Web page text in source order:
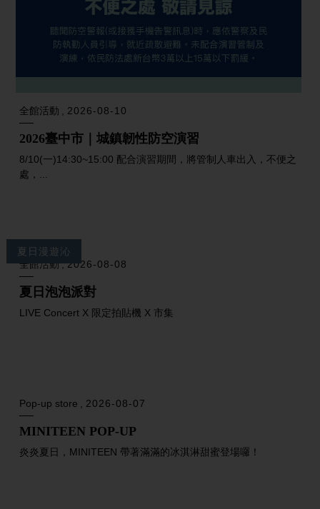
全館活動 2026-08-10
2026臺中市｜城鎮韌性防空演習
8/10(一)14:30~15:00 配合演習期間，將管制人車出入，不便之
處，...
夏日漫遊沁
全館活動
2026-08-08
夏日泡泡派對
LIVE Concert X 限定拍貼機 X 市集